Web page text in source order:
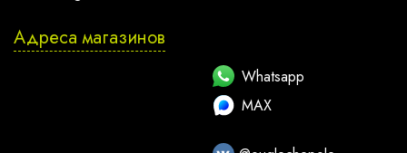
Адреса магазинов
Whatsapp
MAX